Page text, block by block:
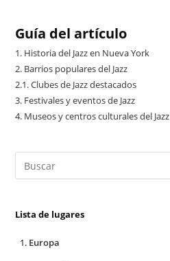
Guía del artículo
1. Historia del Jazz en Nueva York
2. Barrios populares del Jazz
2.1.Clubes de Jazz destacados
3. Festivales y eventos de Jazz
4. Museos y centros culturales del Jazz
Lista de lugares
Europa